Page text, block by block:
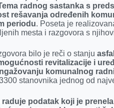
o
k
g
e
r
I
n
p
p
radnog sastanka s
rešavanja određenih
periodu. Poseta je
mesta i razgovora s
bilo je reči o stanju
revitalizacije i
komunalnog
stanovnika jednog od
raduje podatak koji je